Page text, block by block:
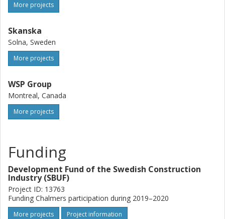
More projects
Skanska
Solna, Sweden
More projects
WSP Group
Montreal, Canada
More projects
Funding
Development Fund of the Swedish Construction
Industry (SBUF)
Project ID: 13763
Funding Chalmers participation during 2019–2020
More projects Project information